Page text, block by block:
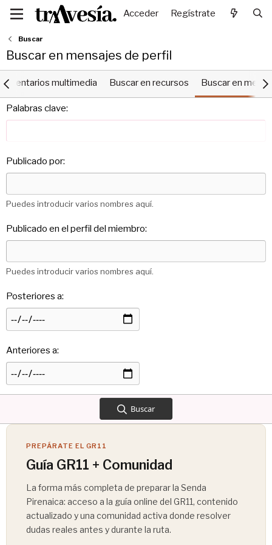
Acceder Regístrate
Buscar
Buscar en mensajes de perfil
multimedia Buscar en recursos Buscar en
Palabras clave
Publicado por
Puedes introducir varios nombres aquí.
Publicado en el perfil del miembro
Puedes introducir varios nombres aquí.
Posteriores a
Anteriores a
Buscar
PREPÁRATE EL GR11
Guía GR11 + Comunidad
La forma más completa de preparar la Senda
Pirenaica: acceso a la guía online del GR11, contenido
actualizado y una comunidad activa donde resolver
dudas reales antes y durante la ruta.